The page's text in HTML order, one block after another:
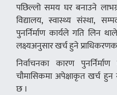
पछिल्लो समय घर बनाउने
विद्यालय, स्वास्थ्य संस्था,
पुनर्निर्माण कार्यले गति लिन
लक्ष्यअनुसार खर्च हुने
निर्वाचनका कारण
चौमासिकमा अपेक्षाकृत खर्च
छ ।